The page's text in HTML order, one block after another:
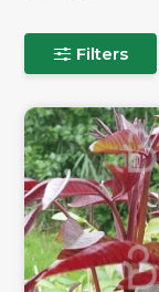
Filters